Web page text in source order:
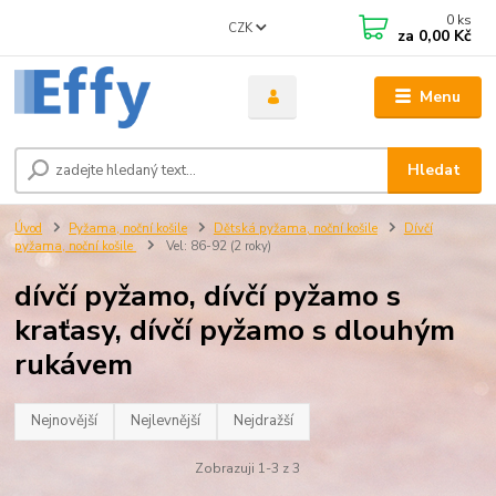
Menu
CZK
Hledat
0 ks
za 0,00 Kč
Úvod Pyžama, noční košile Dětská pyžama, noční košile
Dívčí
pyžama, noční košile
Vel: 86-92 (2 roky)
dívčí pyžamo, dívčí pyžamo s
kraťasy, dívčí pyžamo s dlouhým
rukávem
Nejnovější Nejlevnější Nejdražší
Zobrazuji 1-3 z 3